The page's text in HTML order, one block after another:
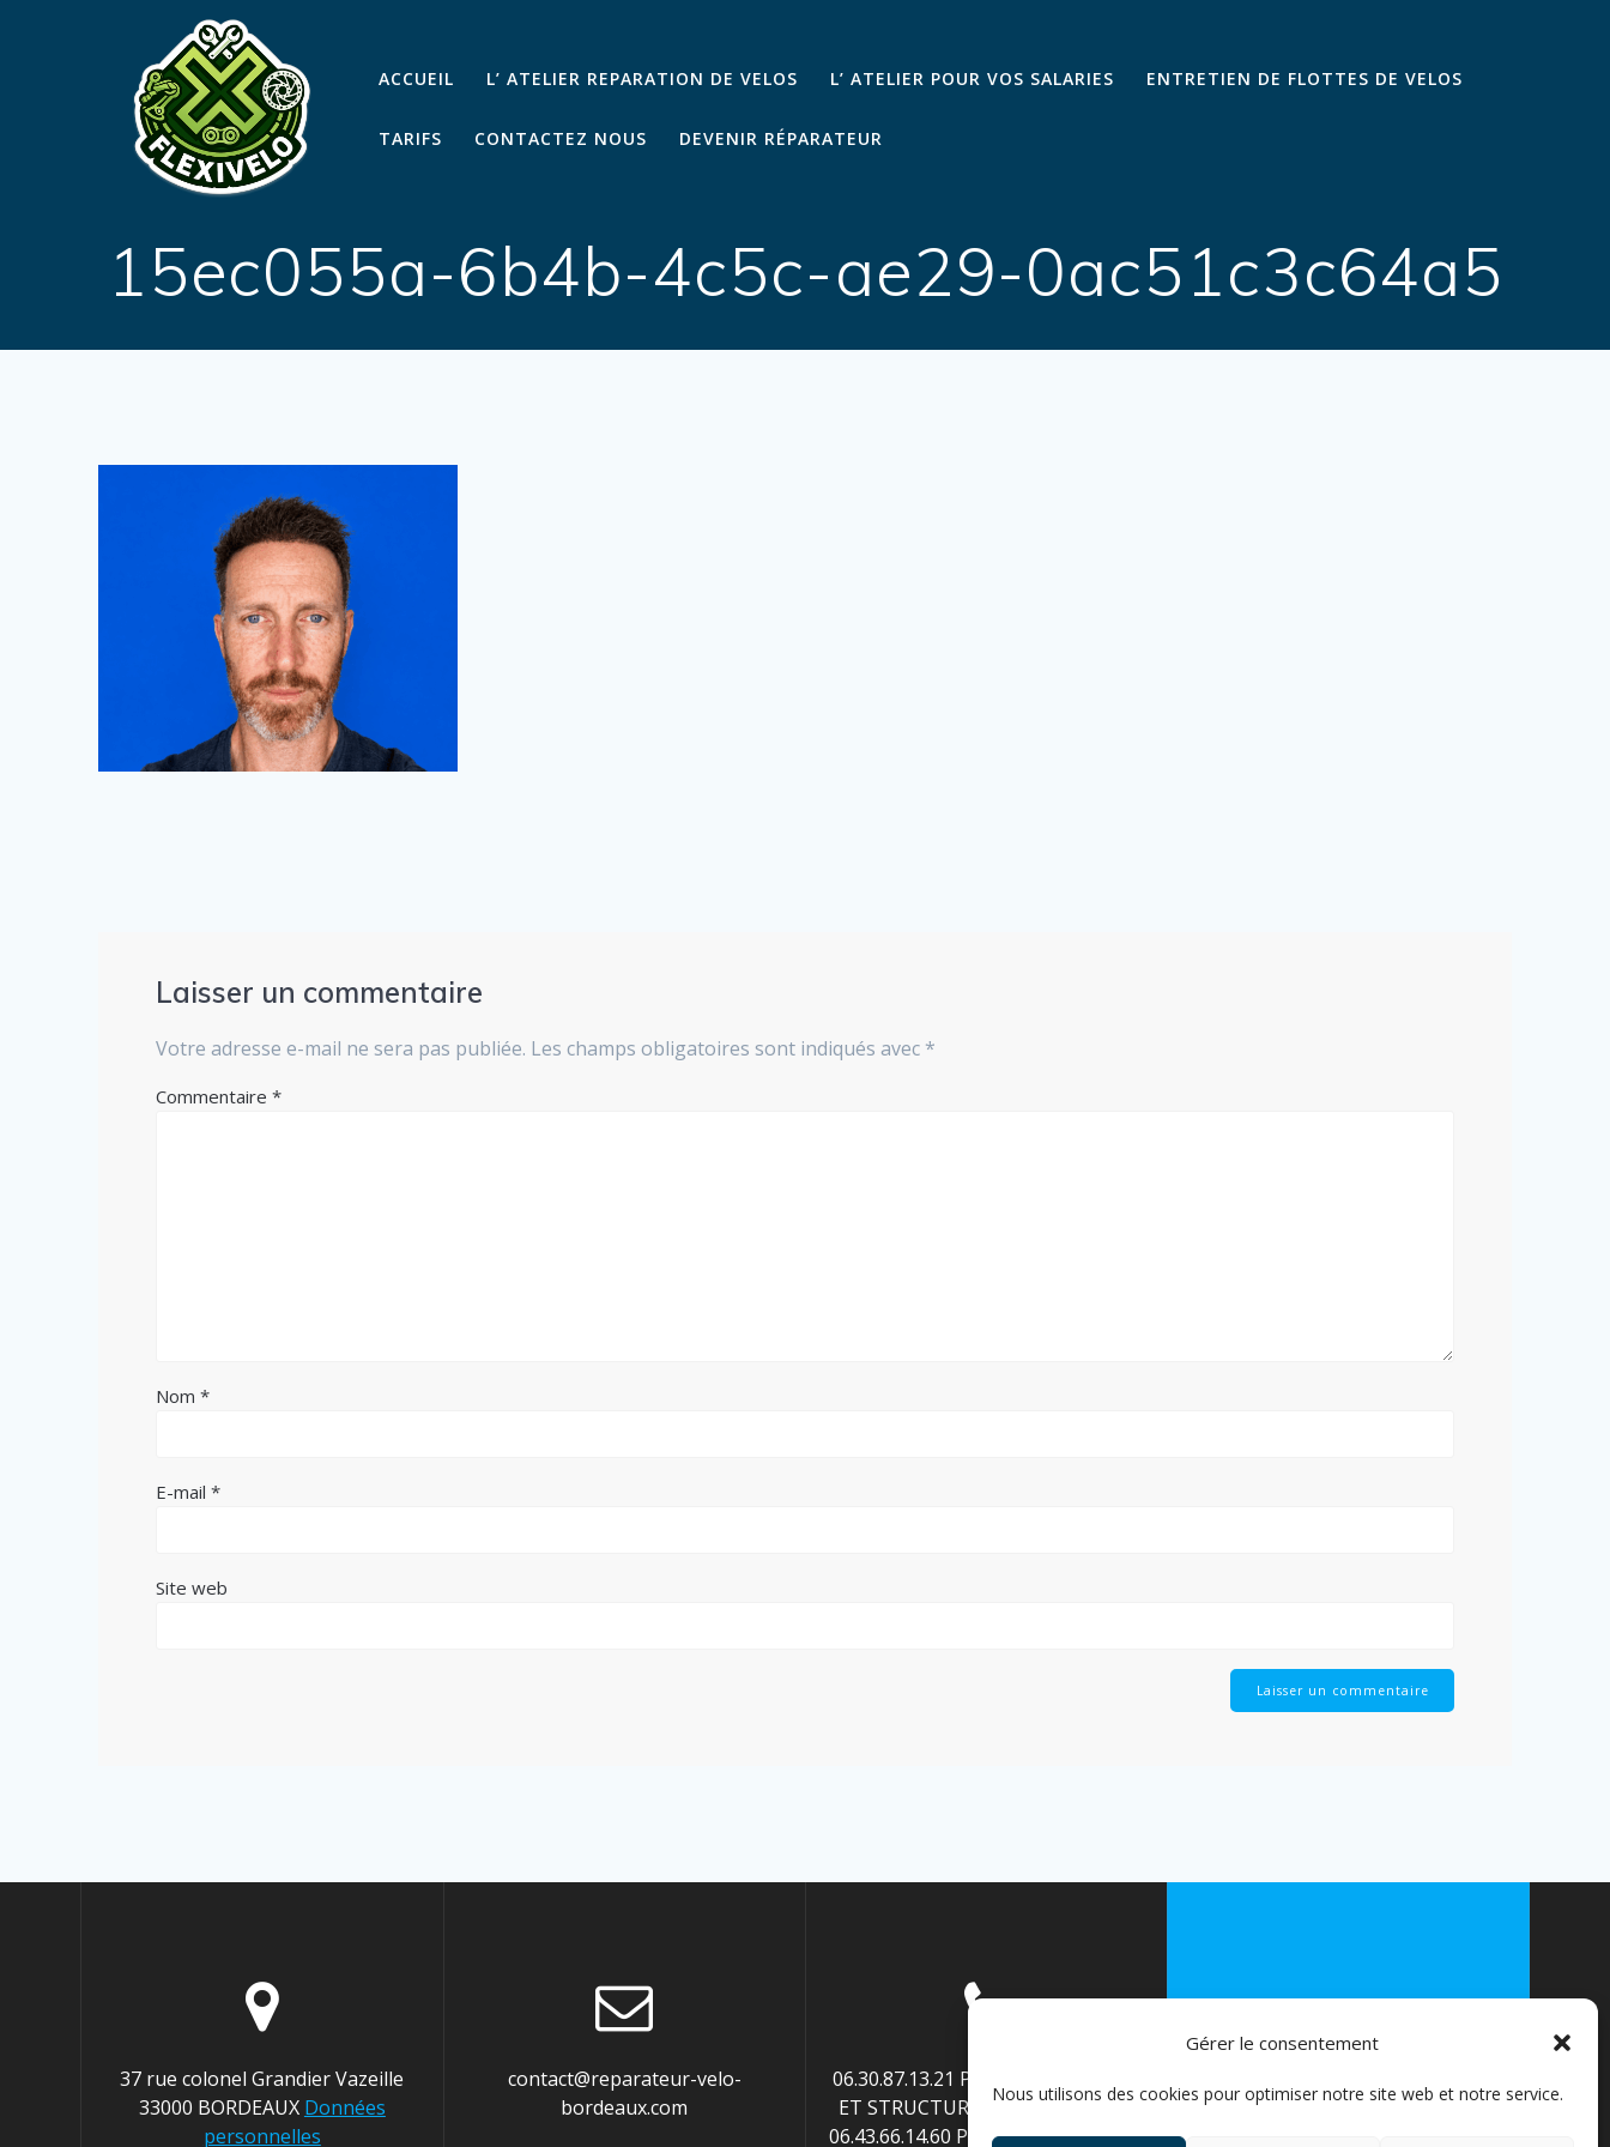
Gérer le consentement
Nous utilisons des cookies pour optimiser notre site web et notre service.
ACCUEIL L’ ATELIER REPARATION DE VELOS L’ ATELIER POUR VOS SALARIES ENTRETIEN DE FLOTTES DE VELOS
TARIFS CONTACTEZ NOUS DEVENIR RÉPARATEUR
15ec055a-6b4b-4c5c-ae29-0ac51c3c64a5
Laisser un commentaire
Votre adresse e-mail ne sera pas publiée. Les champs obligatoires sont indiqués avec *
Commentaire*
Nom*
E-mail*
Site web
37 rue colonel Grandier Vazeille
33000 BORDEAUX Données
personnelles
contact@reparateur-velo-
bordeaux.com
06.30.87.13.21 POUR ENTREPRISES
ET STRUCTURES PUBLIQUES ////
06.43.66.14.60 POUR PARTICULIERS
© 2026 FLEXIVELO. Construit avec
WordPress et lethème Mesmerize